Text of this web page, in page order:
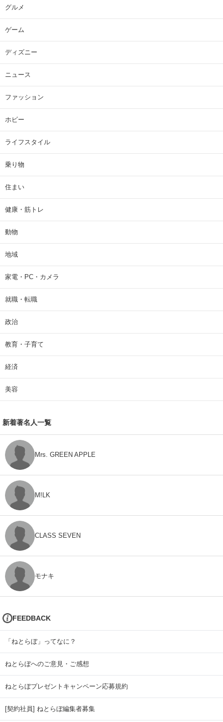
グルメ
ゲーム
ディズニー
ニュース
ファッション
ホビー
ライフスタイル
乗り物
住まい
健康・筋トレ
動物
地域
家電・PC・カメラ
就職・転職
政治
教育・子育て
経済
美容
新着著名人一覧
Mrs. GREEN APPLE
M!LK
CLASS SEVEN
モナキ
FEEDBACK
「ねとらぼ」ってなに？
ねとらぼへのご意見・ご感想
ねとらぼプレゼントキャンペーン応募規約
[契約社員] ねとらぼ編集者募集